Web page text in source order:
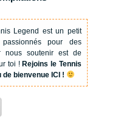
Legend est un petit
pour des
nous soutenir est de
toi !Rejoins le Tennis
bienvenue ICI !